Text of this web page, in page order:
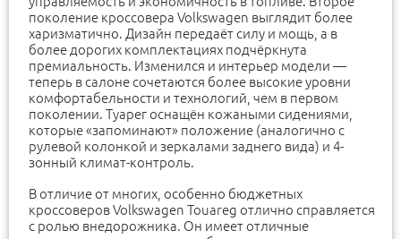
поколение кроссовера Volkswagen выглядит более
харизматично. Дизайн передаёт силу и мощь, а в
более дорогих комплектациях подчёркнута
премиальность. Изменился и интерьер модели —
теперь в салоне сочетаются более высокие уровни
комфортабельности и технологий, чем в первом
поколении. Туарег оснащён кожаными сидениями,
которые «запоминают» положение (аналогично с
рулевой колонкой и зеркалами заднего вида) и 4-
зонный климат-контроль.
В отличие от многих, особенно бюджетных
кроссоверов Volkswagen Touareg отлично справляется
с ролью внедорожника. Он имеет отличные